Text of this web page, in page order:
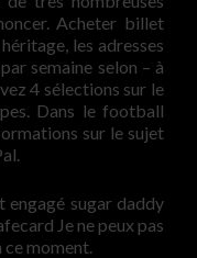
Acheter billet
les adresses
semaine selon – à
4 sélections sur le
Dans le football
sur le sujet
engagé sugar daddy
Je ne peux pas
ce moment.